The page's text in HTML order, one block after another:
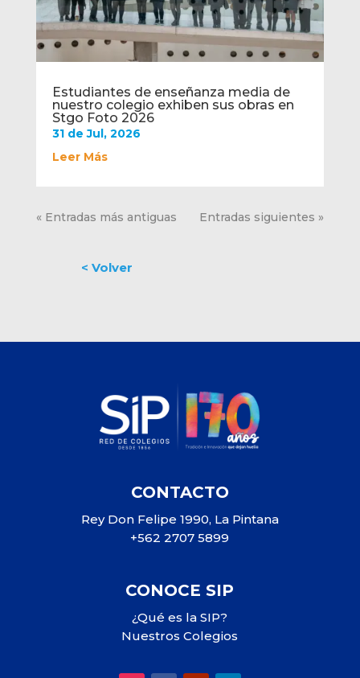
Estudiantes de enseñanza media de
nuestro colegio exhiben sus obras en
Stgo Foto 2026
31 de Jul, 2026
Leer Más
« Entradas más antiguas Entradas siguientes »
CONTACTO
Rey Don Felipe 1990, La Pintana
+562 2707 5899
CONOCE SIP
¿Qué es la SIP?
Nuestros Colegios